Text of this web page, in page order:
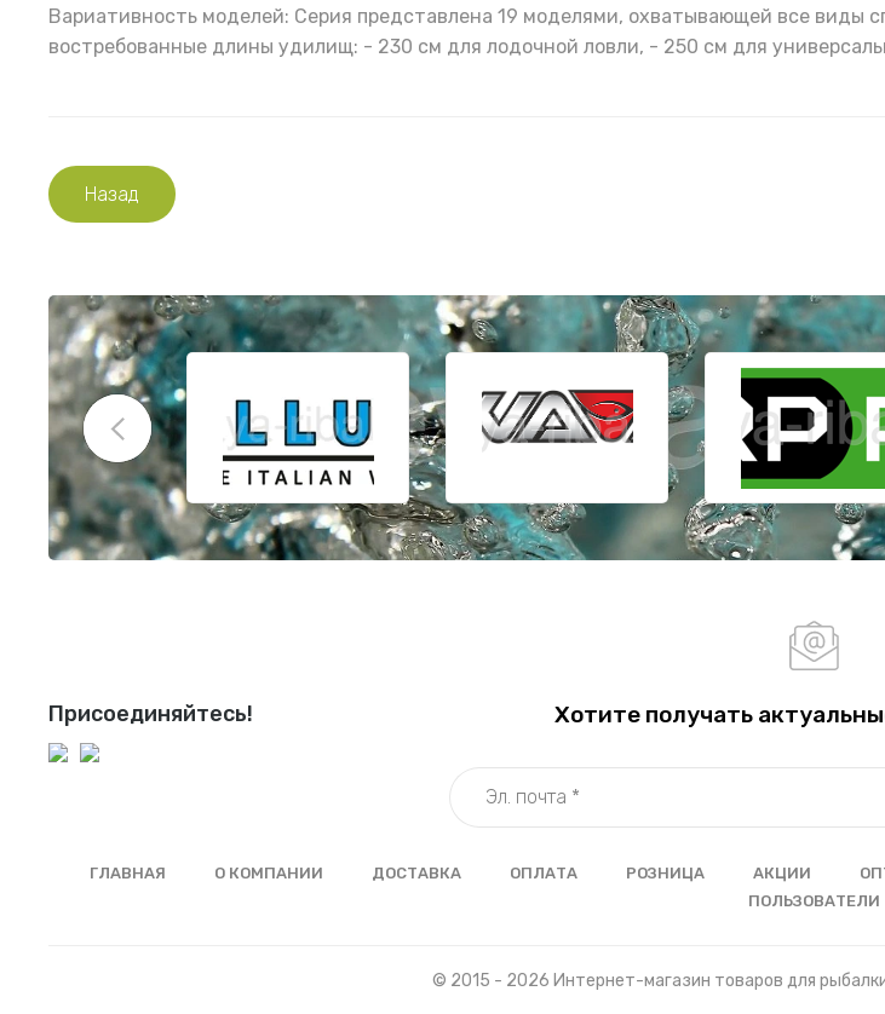
Вариативность моделей: Серия представлена 19 моделями, охватывающей все виды
востребованные длины удилищ: - 230 см для лодочной ловли, - 250 см для
Назад
Присоединяйтесь! Хотите получать
ГЛАВНАЯ О КОМПАНИИ ДОСТАВКА ОПЛАТА РОЗНИЦА АКЦИИ
ПОЛЬЗОВАТЕЛИ
© 2015 - 2026 Интернет-магазин товаров для